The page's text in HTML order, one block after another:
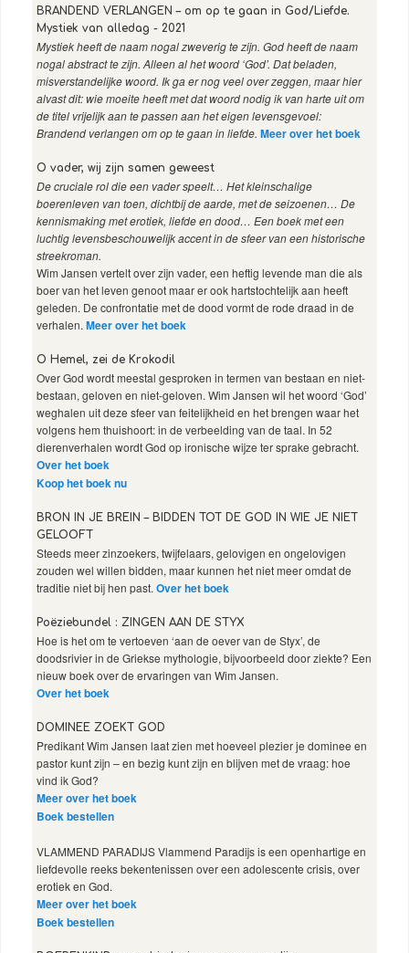
BRANDEND VERLANGEN – om op te gaan in God/Liefde.
Mystiek van alledag - 2021
Mystiek heeft de naam nogal zweverig te zijn. God heeft de naam
nogal abstract te zijn. Alleen al het woord ‘God’. Dat beladen,
misverstandelijke woord. Ik ga er nog veel over zeggen, maar hier
alvast dit: wie moeite heeft met dat woord nodig ik van harte uit om
de titel vrijelijk aan te passen aan het eigen levensgevoel:
Brandend verlangen om op te gaan in liefde. Meer over het boek
O vader, wij zijn samen geweest
De cruciale rol die een vader speelt… Het kleinschalige
boerenleven van toen, dichtbij de aarde, met de seizoenen… De
kennismaking met erotiek, liefde en dood… Een boek met een
luchtig levensbeschouwelijk accent in de sfeer van een historische
streekroman.
Wim Jansen vertelt over zijn vader, een heftig levende man die als
boer van het leven genoot maar er ook hartstochtelijk aan heeft
geleden. De confrontatie met de dood vormt de rode draad in de
verhalen. Meer over het boek
O Hemel, zei de Krokodil
Over God wordt meestal gesproken in termen van bestaan en niet-
bestaan, geloven en niet-geloven. Wim Jansen wil het woord ‘God’
weghalen uit deze sfeer van feitelijkheid en het brengen waar het
volgens hem thuishoort: in de verbeelding van de taal. In 52
dierenverhalen wordt God op ironische wijze ter sprake gebracht.
Over het boek
Koop het boek nu
BRON IN JE BREIN – BIDDEN TOT DE GOD IN WIE JE NIET
GELOOFT
Steeds meer zinzoekers, twijfelaars, gelovigen en ongelovigen
zouden wel willen bidden, maar kunnen het niet meer omdat de
traditie niet bij hen past. Over het boek
Poëziebundel : ZINGEN AAN DE STYX
Hoe is het om te vertoeven ‘aan de oever van de Styx’, de
doodsrivier in de Griekse mythologie, bijvoorbeeld door ziekte? Een
nieuw boek over de ervaringen van Wim Jansen.
Over het boek
DOMINEE ZOEKT GOD
Predikant Wim Jansen laat zien met hoeveel plezier je dominee en
pastor kunt zijn – en bezig kunt zijn en blijven met de vraag: hoe
vind ik God?
Meer over het boek
Boek bestellen
VLAMMEND PARADIJS Vlammend Paradijs is een openhartige en
liefdevolle reeks bekentenissen over een adolescente crisis, over
erotiek en God.
Meer over het boek
Boek bestellen